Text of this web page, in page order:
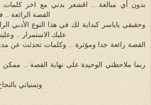
بدون أي مبالغة .. اقشعر بدني مع اخر كلمات
القصة الرائعة ..
وحقيقي ياياسر كبداية لك في هذا النوع الأدبي
عليك الاستمرار ..
القصة رائعة جدا ومؤثرة .. وكلمات تحدثت عن
ربما ملاحظتي الوحيدة على نهاية القصة ..
وتمنياتي